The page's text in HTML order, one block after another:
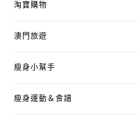
淘寶購物
澳門旅遊
瘦身小幫手
瘦身運動＆食譜